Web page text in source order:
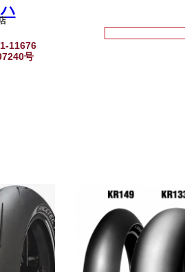
11676
号